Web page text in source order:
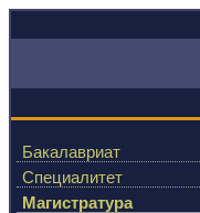
Бакалавриат
Специалитет
Магистратура